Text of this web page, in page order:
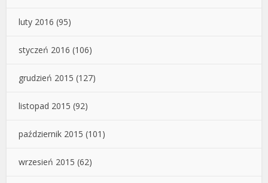
luty 2016 (95)
styczeń 2016 (106)
grudzień 2015 (127)
listopad 2015 (92)
październik 2015 (101)
wrzesień 2015 (62)